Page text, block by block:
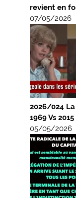
revient en
07/05/2026
2026/024 La
1969 Vs
05/05/2026